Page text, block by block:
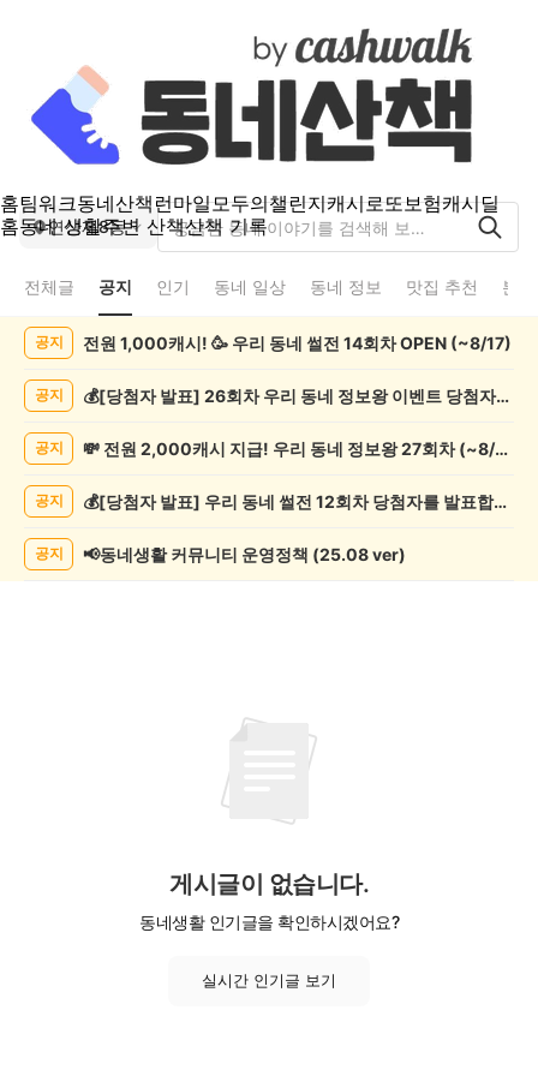
홈팀워크동네산책 런마일모두의챌린지캐시로또보험캐시딜
홈동네 생활주변 산책산책 기록
연산제8동
전체글 공지 인기 동네 일상 동네 정보 맛집 추천 분
록
공지 전원 1,000캐시! 🥳 우리 동네 썰전 14회차 OPEN (~8/17)
공지 💰[당첨자 발표] 26회차 우리 동네 정보왕 이벤트 당첨자를 발표합니다!
공지 💸 전원 2,000캐시 지급! 우리 동네 정보왕 27회차 (~8/10)
공지 💰[당첨자 발표] 우리 동네 썰전 12회차 당첨자를 발표합니다!
공지 📢동네생활 커뮤니티 운영정책 (25.08 ver)
게시글이 없습니다.
동네생활 인기글을 확인하시겠어요?
실시간 인기글 보기